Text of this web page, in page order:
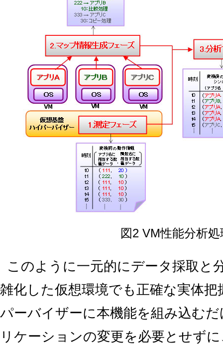
図2 VM性能分析
このように一元的にデータ採取と
雑化した仮想環境でも正確な実体
パーバイザーに本機能を組み込む
リケーションの変更を必要とせず